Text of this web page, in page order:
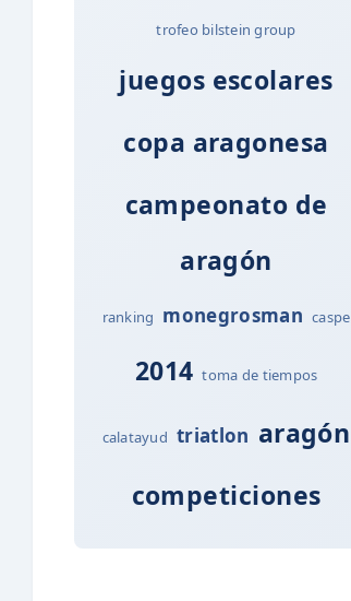
trofeo bilstein group
juegos escolares
copa aragonesa
campeonato de
aragón
ranking monegrosman caspe
2014 toma de tiempos
calatayud triatlon aragón
competiciones